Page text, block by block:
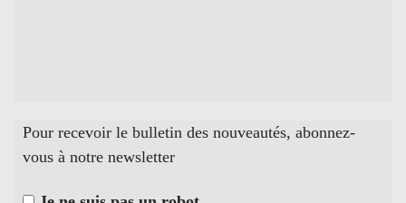
Pour recevoir le bulletin des nouveautés, abonnez-
vous à notre newsletter